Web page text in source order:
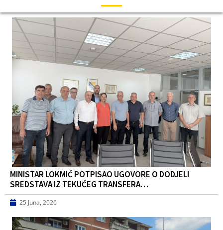
MINISTAR LOKMIĆ POTPISAO UGOVORE O DODJELI
SREDSTAVA IZ TEKUĆEG TRANSFERA…
25 Juna, 2026